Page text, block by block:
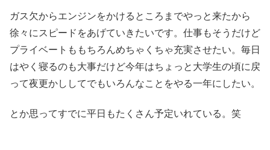
ガス欠からエンジンをかけるところまでやっと来たから
徐々にスピードをあげていきたいです。仕事もそうだけど
プライベートももちろんめちゃくちゃ充実させたい。毎日
はやく寝るのも大事だけど今年はちょっと大学生の頃に戻
って夜更かししてでもいろんなことをやる一年にしたい。
とか思ってすでに平日もたくさん予定いれている。笑